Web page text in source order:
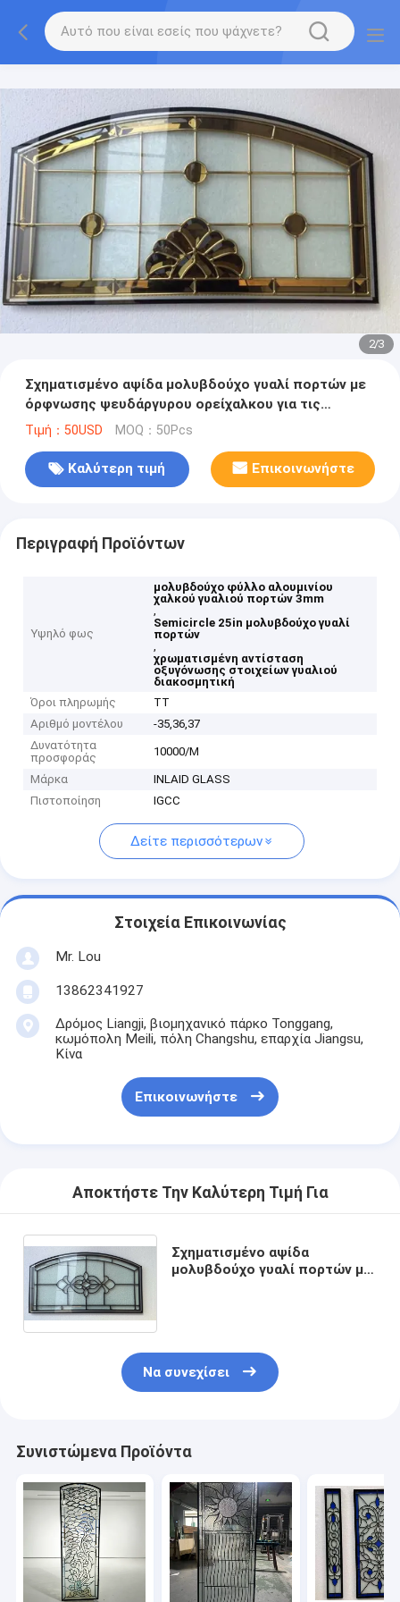
2/3
Σχηματισμένο αψίδα μολυβδούχο γυαλί πορτών με
όρφνωσης ψευδάργυρου ορείχαλκου για τις
μπροστινές πόρτες
Τιμή：50USD MOQ：50Pcs
Καλύτερη τιμή Επικοινωνήστε
Περιγραφή Προϊόντων
Υψηλό φως
μολυβδούχο φύλλο αλουμινίου
χαλκού γυαλιού πορτών 3mm
,
Semicircle 25in μολυβδούχο γυαλί
πορτών
,
χρωματισμένη αντίσταση
οξυγόνωσης στοιχείων γυαλιού
διακοσμητική
Όροι πληρωμής
TT
Αριθμό μοντέλου
-35,36,37
Δυνατότητα
προσφοράς
10000/M
Μάρκα
INLAID GLASS
Πιστοποίηση
IGCC
Δείτε περισσότερων
Στοιχεία Επικοινωνίας
Mr. Lou
13862341927
Δρόμος Liangji, βιομηχανικό πάρκο Tonggang,
κωμόπολη Meili, πόλη Changshu, επαρχία Jiangsu,
Κίνα
Επικοινωνήστε
Αποκτήστε Την Καλύτερη Τιμή Για
Σχηματισμένο αψίδα
μολυβδούχο γυαλί πορτών με
Να συνεχίσει
Συνιστώμενα Προϊόντα